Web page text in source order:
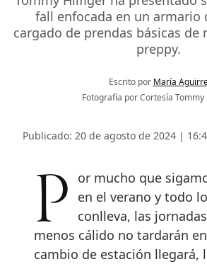
fall enfocada en un armario
cargado de prendas básicas de
preppy.
Escrito por María
Fotografía por Cortesía
Publicado: 20 de agosto de 2024 |
Por mucho que sigamos inmersos
en el verano y todo
conlleva, las
menos cálido no tardarán en
cambio de estación llegará,